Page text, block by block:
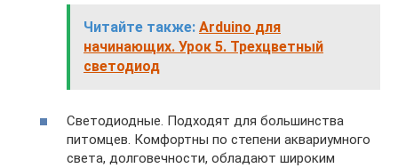
Читайте также: Arduino для
начинающих. Урок 5. Трехцветный
светодиод
Светодиодные. Подходят для большинства
питомцев. Комфортны по степени аквариумного
света, долговечности, обладают широким